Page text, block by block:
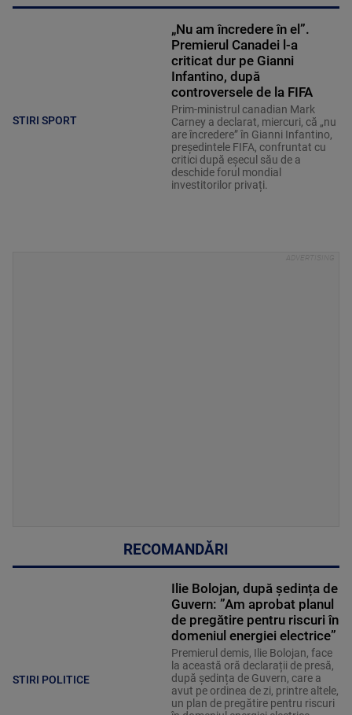
STIRI SPORT
„Nu am încredere în el”.
Premierul Canadei l-a
criticat dur pe Gianni
Infantino, după
controversele de la FIFA
Prim-ministrul canadian Mark
Carney a declarat, miercuri, că „nu
are încredere” în Gianni Infantino,
președintele FIFA, confruntat cu
critici după eșecul său de a
deschide forul mondial
investitorilor privați.
RECOMANDĂRI
STIRI POLITICE
Ilie Bolojan, după ședința de
Guvern: ”Am aprobat planul
de pregătire pentru riscuri în
domeniul energiei electrice”
Premierul demis, Ilie Bolojan, face
la această oră declarații de presă,
după ședința de Guvern, care a
avut pe ordinea de zi, printre altele,
un plan de pregătire pentru riscuri